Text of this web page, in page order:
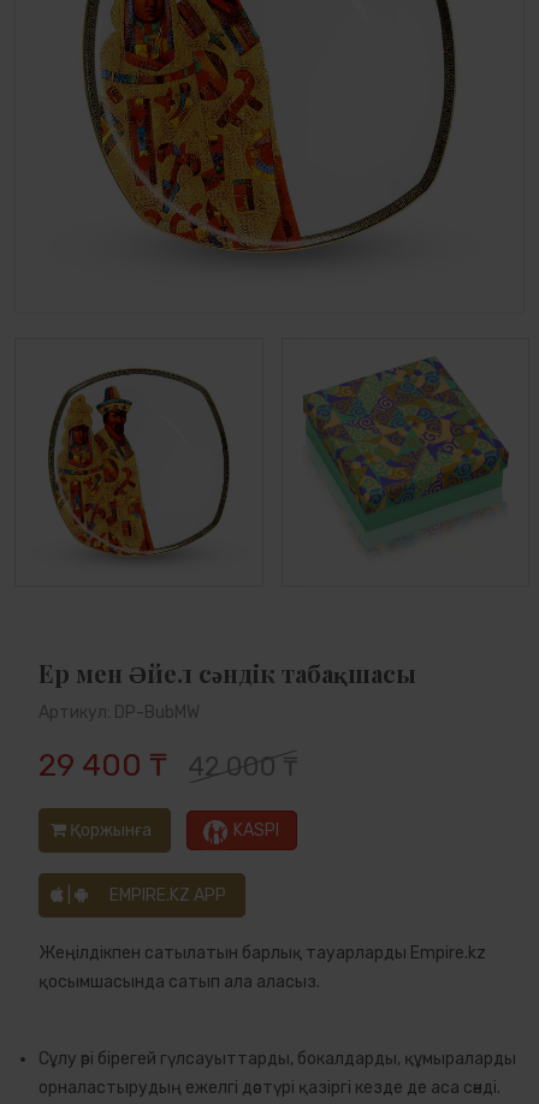
Ер мен Әйел сәндік табақшасы
Артикул: DP-BubMW
29 400 ₸ 42 000 ₸
Қоржынға KASPI
EMPIRE.KZ APP
Жеңілдікпен сатылатын барлық тауарларды Empire.kz
қосымшасында сатып ала аласыз.
Сұлу әрі бірегей гүлсауыттарды, бокалдарды, құмыраларды
орналастырудың ежелгі дәстүрі қазіргі кезде де аса сәнді.